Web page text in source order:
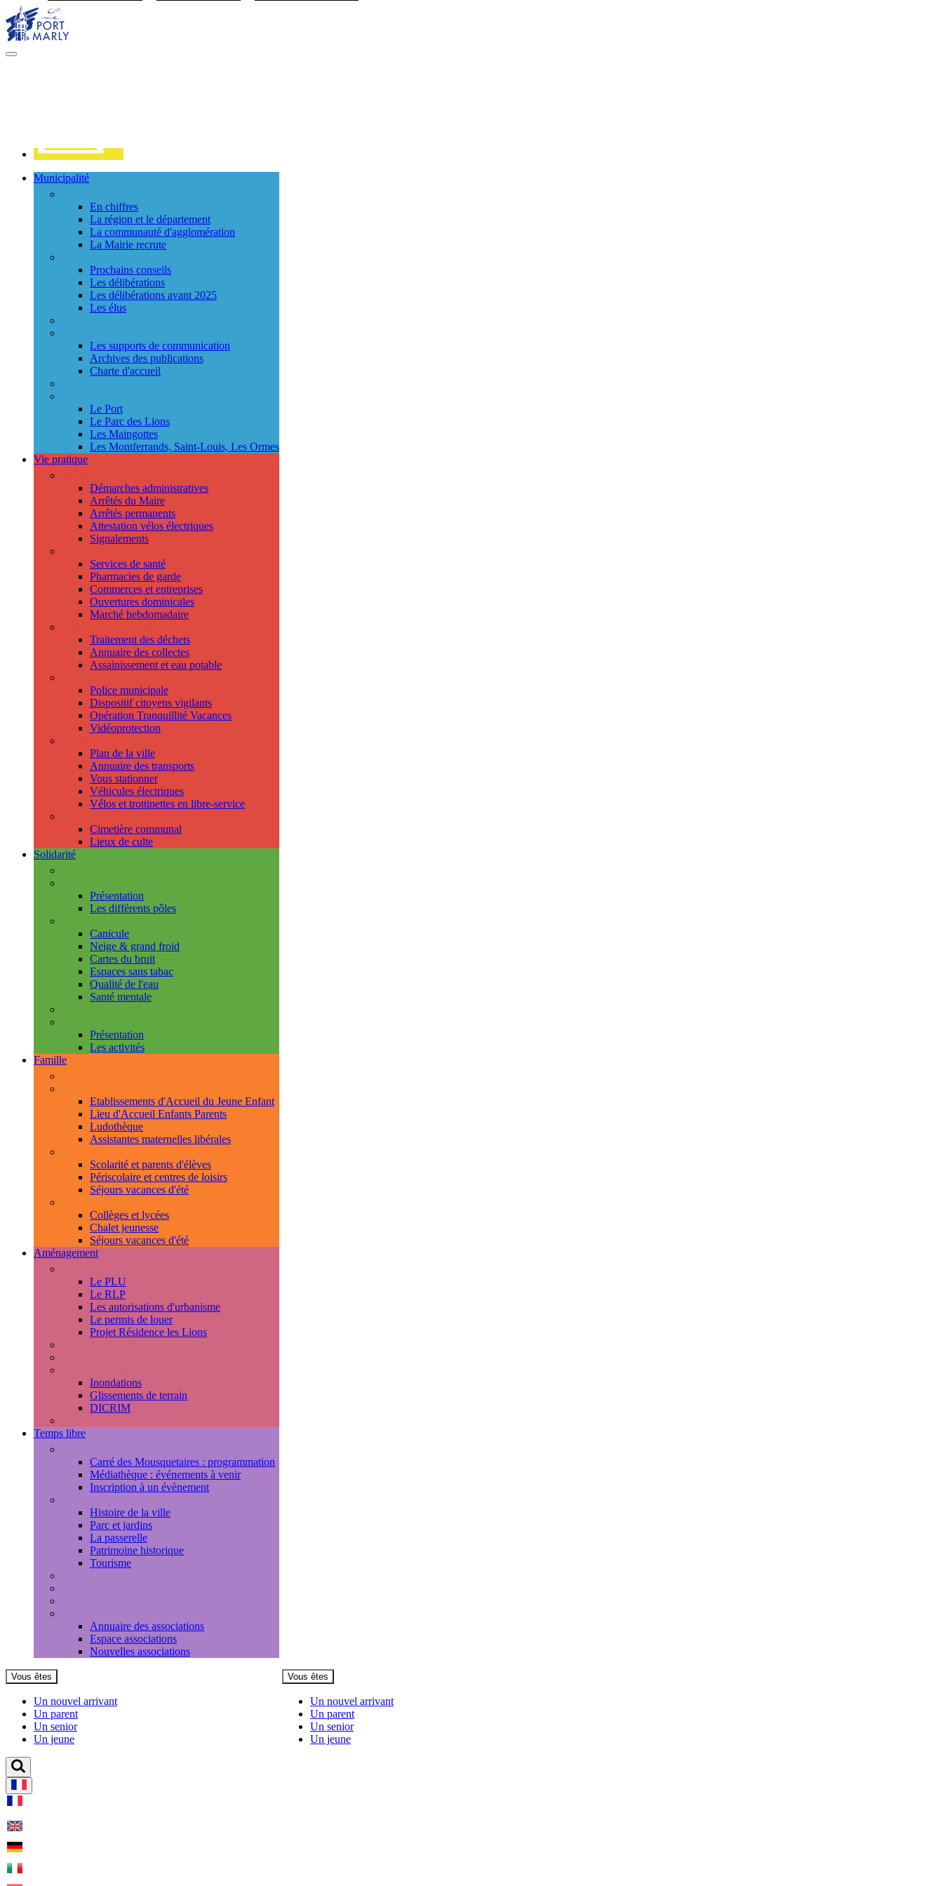
MENU
Municipalité
En chiffres
La région et le département
La communauté d'agglomération
La Mairie recrute
Prochains conseils
Les délibérations
Les délibérations avant 2025
Les élus
Les supports de communication
Archives des publications
Charte d'accueil
Le Port
Le Parc des Lions
Les Maingottes
Les Montferrands, Saint-Louis, Les Ormes
Vie pratique
Démarches administratives
Arrêtés du Maire
Arrêtés permanents
Attestation vélos électriques
Signalements
Services de santé
Pharmacies de garde
Commerces et entreprises
Ouvertures dominicales
Marché hebdomadaire
Traitement des déchets
Annuaire des collectes
Assainissement et eau potable
Police municipale
Dispositif citoyens vigilants
Opération Tranquillité Vacances
Vidéoprotection
Plan de la ville
Annuaire des transports
Vous stationner
Véhicules électriques
Vélos et trottinettes en libre-service
Cimetière communal
Lieux de culte
Solidarité
Présentation
Les différents pôles
Canicule
Neige & grand froid
Cartes du bruit
Espaces sans tabac
Qualité de l'eau
Santé mentale
Présentation
Les activités
Famille
Etablissements d'Accueil du Jeune Enfant
Lieu d'Accueil Enfants Parents
Ludothèque
Assistantes maternelles libérales
Scolarité et parents d'élèves
Périscolaire et centres de loisirs
Séjours vacances d'été
Collèges et lycées
Chalet jeunesse
Séjours vacances d'été
Aménagement
Le PLU
Le RLP
Les autorisations d'urbanisme
Le permis de louer
Projet Résidence les Lions
Inondations
Glissements de terrain
DICRIM
Temps libre
Carré des Mousquetaires : programmation
Médiathèque : événements à venir
Inscription à un évènement
Histoire de la ville
Parc et jardins
La passerelle
Patrimoine historique
Tourisme
Annuaire des associations
Espace associations
Nouvelles associations
Vous êtes
Un nouvel arrivant
Un parent
Un senior
Un jeune
Vous êtes
Un nouvel arrivant
Un parent
Un senior
Un jeune